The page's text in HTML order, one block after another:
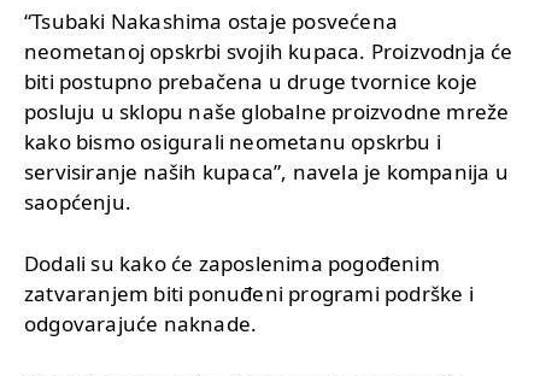
“Tsubaki Nakashima ostaje posvećena
neometanoj opskrbi svojih kupaca. Proizvodnja će
biti postupno prebačena u druge tvornice koje
posluju u sklopu naše globalne proizvodne mreže
kako bismo osigurali neometanu opskrbu i
servisiranje naših kupaca”, navela je kompanija u
saopćenju.
Dodali su kako će zaposlenima pogođenim
zatvaranjem biti ponuđeni programi podrške i
odgovarajuće naknade.